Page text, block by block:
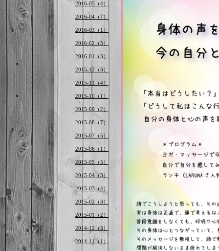
2016-05（4）
2016-04（7）
2016-03（1）
2016-02（3）
2016-01（3）
2015-12（3）
2015-11（4）
2015-10（1）
2015-09（2）
2015-08（7）
2015-07（5）
2015-06（1）
2015-05（5）
2015-04（3）
2015-03（4）
2015-02（3）
2015-01（2）
2014-12（3）
2014-11（1）